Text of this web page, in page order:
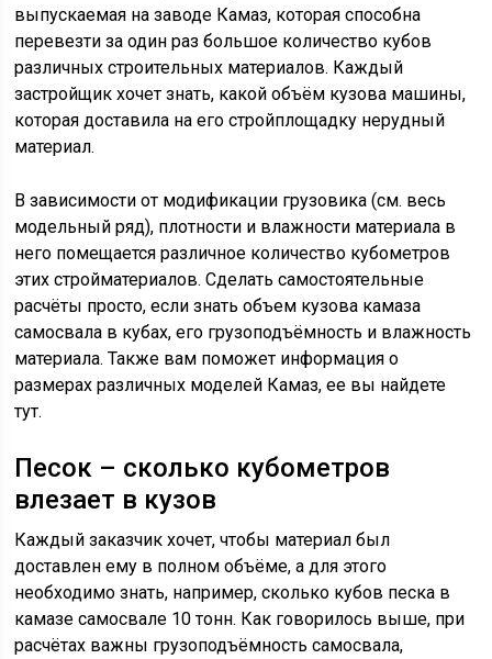
выпускаемая на заводе Камаз, которая способна
перевезти за один раз большое количество кубов
различных строительных материалов. Каждый
застройщик хочет знать, какой объём кузова машины,
которая доставила на его стройплощадку нерудный
материал.
В зависимости от модификации грузовика (см. весь
модельный ряд), плотности и влажности материала в
него помещается различное количество кубометров
этих стройматериалов. Сделать самостоятельные
расчёты просто, если знать объем кузова камаза
самосвала в кубах, его грузоподъёмность и влажность
материала. Также вам поможет информация о
размерах различных моделей Камаз, ее вы найдете
тут.
Песок – сколько кубометров
влезает в кузов
Каждый заказчик хочет, чтобы материал был
доставлен ему в полном объёме, а для этого
необходимо знать, например, сколько кубов песка в
камазе самосвале 10 тонн. Как говорилось выше, при
расчётах важны грузоподъёмность самосвала,